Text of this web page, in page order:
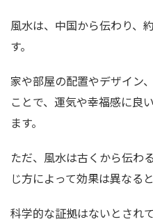
風水は、中国から伝わり、
す。
家や部屋の配置やデザイン
ことで、運気や幸福感に良
ます。
ただ、風水は古くから伝わ
じ方によって効果は異なる
科学的な証拠はないとされ